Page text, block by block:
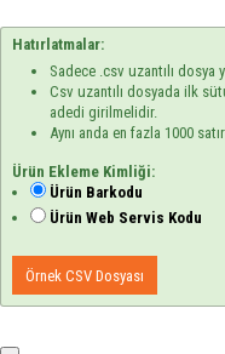
Hatırlatmalar:
Sadece .csv uzantılı dosya
Csv uzantılı dosyada ilk
adedi girilmelidir.
Aynı anda en fazla 1000
Ürün Ekleme Kimliği:
Ürün Barkodu
Ürün Web Servis Kodu
Örnek CSV Dosyası